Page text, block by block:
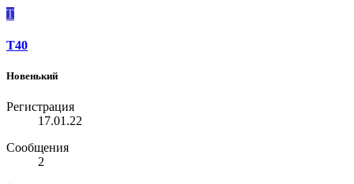
T
T40
Новенький
Регистрация
17.01.22
Сообщения
2